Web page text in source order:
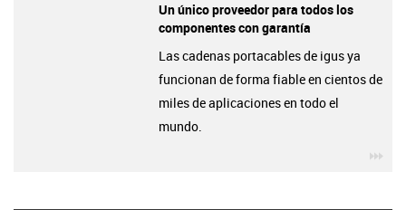
Un único proveedor para todos los
componentes con garantía
Las cadenas portacables de igus ya
funcionan de forma fiable en cientos de
miles de aplicaciones en todo el
mundo.